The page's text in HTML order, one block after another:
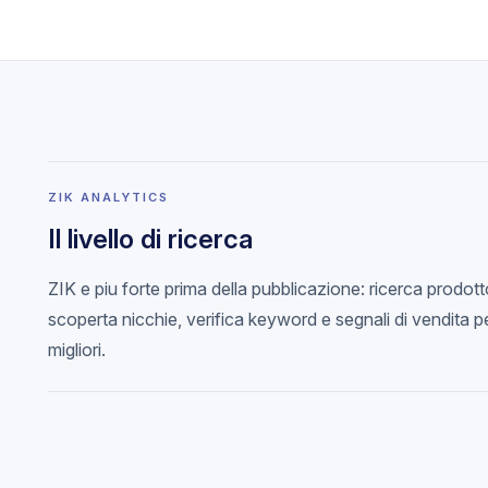
ZIK ANALYTICS
Il livello di ricerca
ZIK e piu forte prima della pubblicazione: ricerca
scoperta nicchie, verifica keyword e segnali di vendita
migliori.